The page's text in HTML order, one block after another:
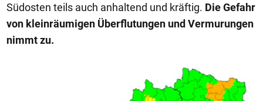
Südosten teils auch anhaltend und kräftig. Die Gefahr
von kleinräumigen Überflutungen und Vermurungen
nimmt zu.